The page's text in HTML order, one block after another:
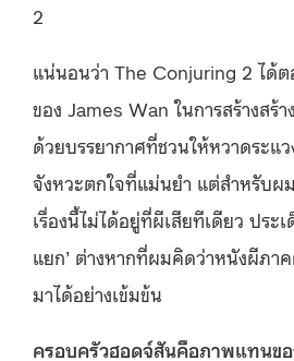
2
แน่นอนว่า The Conjuring 2 ได้ต
ของ James Wan ในการสร้างสร้
ด้วยบรรยากาศที่ชวนให้หวาดระแ
จังหวะตกใจที่แม่นยำ แต่สำหรับผ
เรื่องนี้ไม่ได้อยู่ที่ผีเสียทีเดียว ประ
แยก’ ต่างหากที่ผมคิดว่าหนังผีภา
มาได้อย่างเข้มข้น
ครอบครัวฮอดจ์สันคือภาพแทนข